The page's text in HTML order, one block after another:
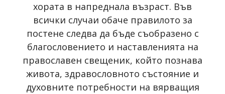
хората в напреднала възраст. Във
всички случаи обаче правилото за
постене следва да бъде съобразено с
благословението и наставленията на
православен свещеник, който познава
живота, здравословното състояние и
духовните потребности на вярващия